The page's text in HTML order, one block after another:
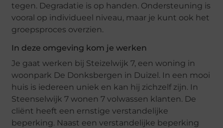
tegen. Degradatie is op handen. Ondersteuning is
vooral op individueel niveau, maar je kunt ook het
groepsproces overzien.
In deze omgeving kom je werken
Je gaat werken bij Steizelwijk 7, een woning in
woonpark De Donksbergen in Duizel. In een mooi
huis is iedereen uniek en kan hij zichzelf zijn. In
Steenselwijk 7 wonen 7 volwassen klanten. De
cliënt heeft een ernstige verstandelijke
beperking. Naast een verstandelijke beperking